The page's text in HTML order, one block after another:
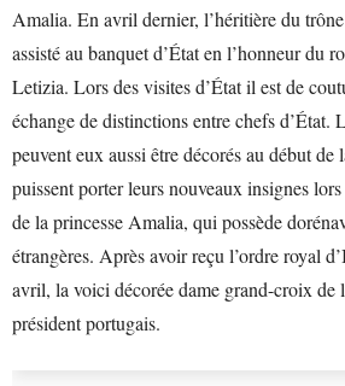
Amalia. En avril dernier, l’héritière du
assisté au banquet d’État en l’honneur du
Letizia. Lors des visites d’État il est de
échange de distinctions entre chefs d’État.
peuvent eux aussi être décorés au début de
puissent porter leurs nouveaux insignes
de la princesse Amalia, qui possède
étrangères. Après avoir reçu l’ordre royal
avril, la voici décorée dame grand-croix de
président portugais.